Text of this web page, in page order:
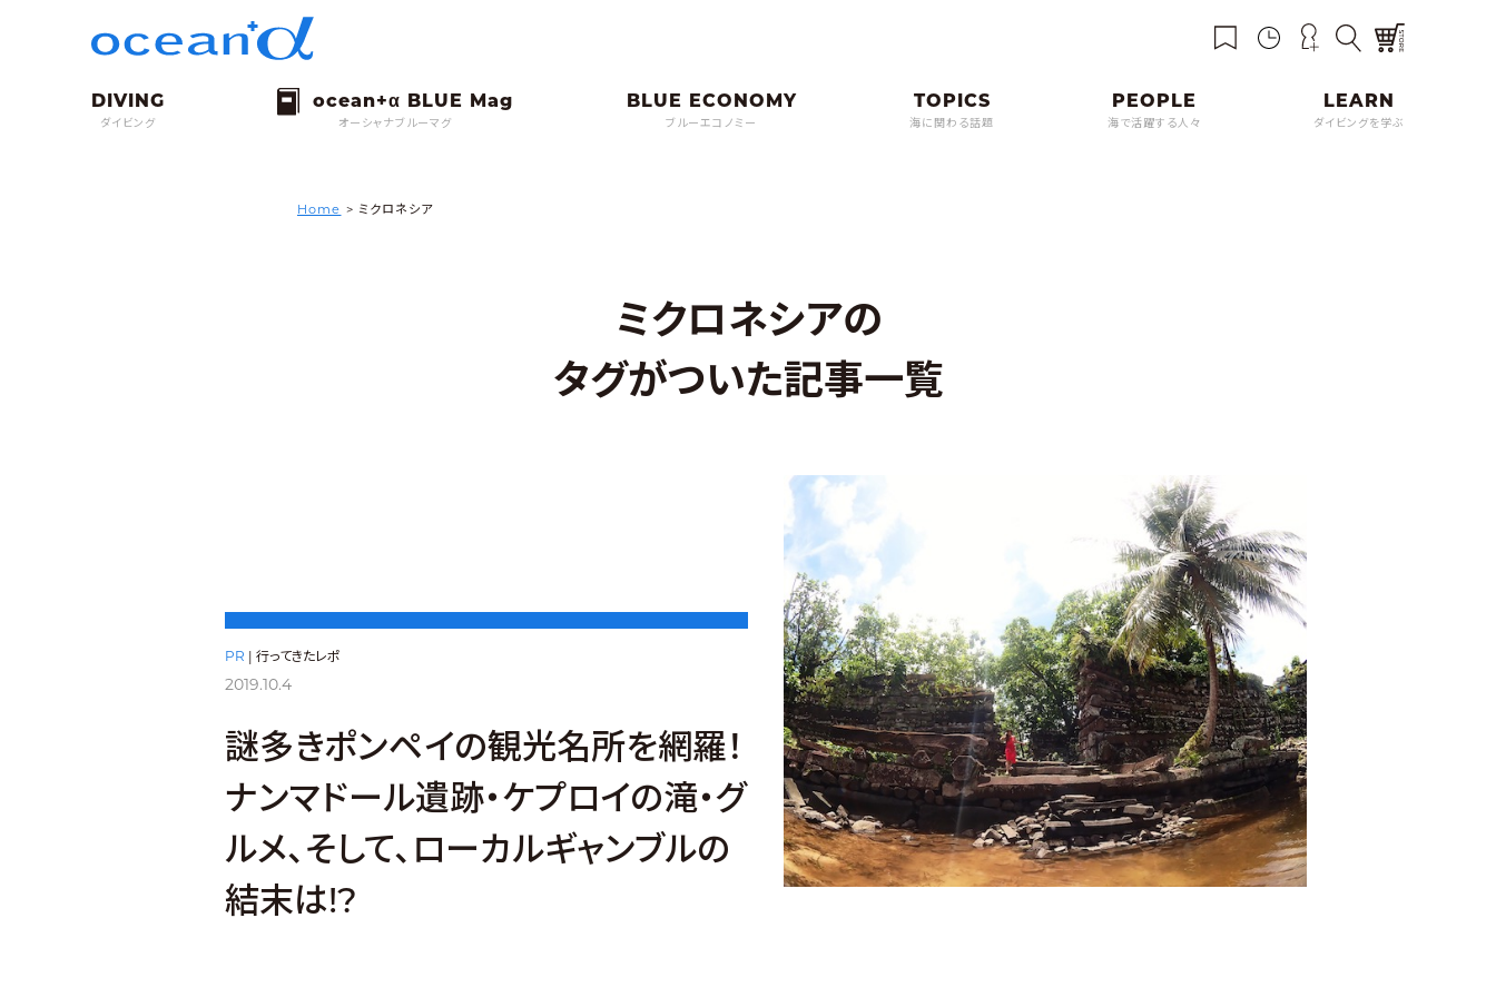
ダイビング オーシャナブルーマグ ブルーエコノミー 海に関わる話題 海で活躍する人々 ダイビングを学ぶ
Home > ミクロネシア
ミクロネシアの
タグがついた記事一覧
PR | 行ってきたレポ
2019.10.4
謎多きポンペイの観光名所を網羅！
ナンマドール遺跡・ケプロイの滝・グ
ルメ、そして、ローカルギャンブルの
結末は!?